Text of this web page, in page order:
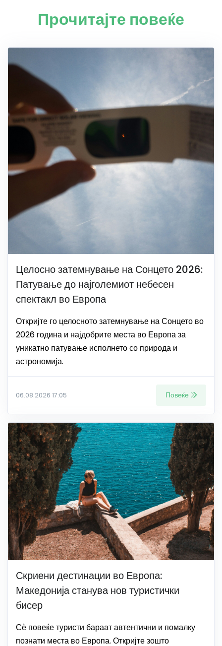
Прочитајте повеќе
Целосно затемнување на Сонцето 2026:
Патување до најголемиот небесен
спектакл во Европа
Откријте го целосното затемнување на Сонцето во
2026 година и најдобрите места во Европа за
уникатно патување исполнето со природа и
астрономија.
06.08.2026 17:05 Повеќе
Скриени дестинации во Европа:
Македонија станува нов туристички
бисер
Сѐ повеќе туристи бараат автентични и помалку
познати места во Европа. Откријте зошто